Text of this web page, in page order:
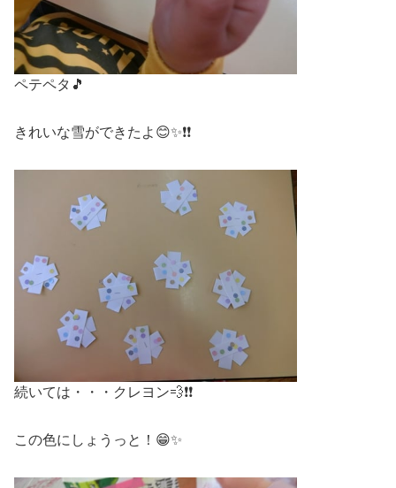
ペテペタ🎵
きれいな雪ができたよ😊✨❗❗
続いては・・・クレヨン💨❗❗
この色にしょうっと！😁✨